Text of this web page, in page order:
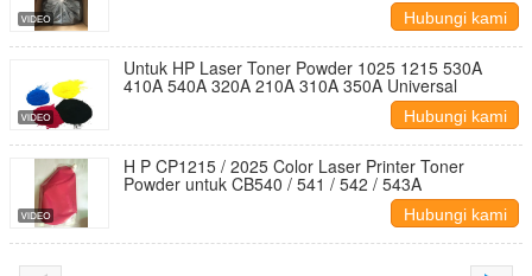
Hubungi kami
Untuk HP Laser Toner Powder 1025 1215 530A
410A 540A 320A 210A 310A 350A Universal
Hubungi kami
H P CP1215 / 2025 Color Laser Printer Toner
Powder untuk CB540 / 541 / 542 / 543A
Hubungi kami